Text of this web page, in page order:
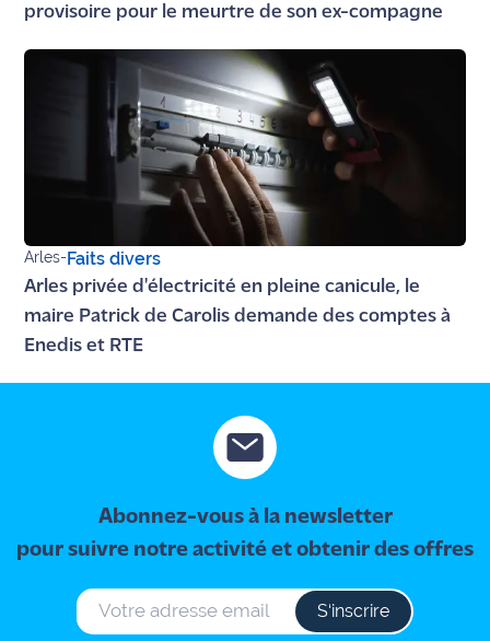
provisoire pour le meurtre de son ex-compagne
Arles-Faits divers
Arles privée d'électricité en pleine canicule, le
maire Patrick de Carolis demande des comptes à
Enedis et RTE
Abonnez-vous à la newsletter
pour suivre notre activité et obtenir des offres
S‘inscrire